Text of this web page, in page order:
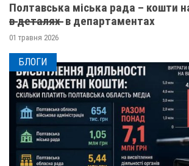
Полтавська міська рада – кошти
в̶ ̶д̶е̶т̶а̶л̶я̶х̶ ̶ в департаментах
01 травня 2026
БЛОГИ